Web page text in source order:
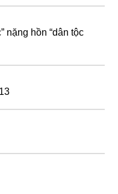
nặng hồn “dân tộc